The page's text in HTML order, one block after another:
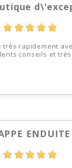
rapidement
conseils et
ENDUITE